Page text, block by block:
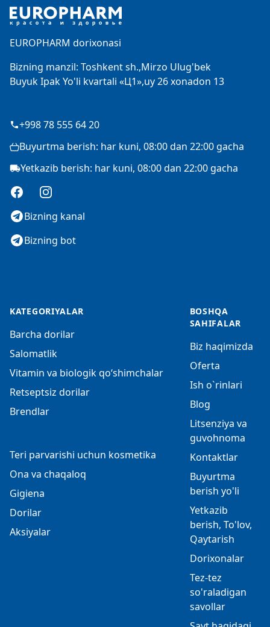
EUROPHARM dorixonasi
Bizning manzil: Toshkent sh.,Mirzo Ulug'bek
Buyuk Ipak Yo'li kvartali «Ц1»,uy 26 xonadon 13
+998 78 555 64 20
Buyurtma berish: har kuni, 08:00 dan 22:00 gacha
Yetkazib berish: har kuni, 08:00 dan 22:00 gacha
FacebookInstagram
Bizning kanal
Bizning bot
KATEGORIYALAR
Barcha dorilar
Salomatlik
Vitamin va biologik qo‘shimchalar
Retseptsiz dorilar
Brendlar
Teri parvarishi uchun kosmetika
Ona va chaqaloq
Gigiena
Dorilar
Aksiyalar
BOSHQA
SAHIFALAR
Biz haqimizda
Oferta
Ish o`rinlari
Blog
Litsenziya va
guvohnoma
Kontaktlar
Buyurtma
berish yo'li
Yetkazib
berish, To'lov,
Qaytarish
Dorixonalar
Tez-tez
so'raladigan
savollar